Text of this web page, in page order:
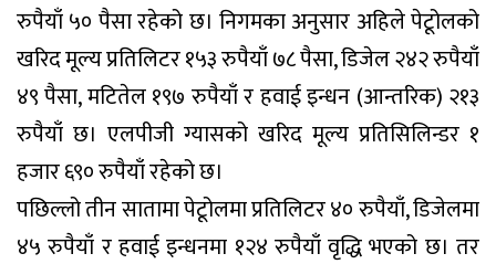
रुपैयाँ ५० पैसा रहेको छ। निगमका अनुसार अहिले पेटूोलको
खरिद मूल्य प्रतिलिटर १५३ रुपैयाँ ७८ पैसा, डिजेल २४२ रुपैयाँ
४९ पैसा, मटितेल १९७ रुपैयाँ र हवाई इन्धन (आन्तरिक) २१३
रुपैयाँ छ। एलपीजी ग्यासको खरिद मूल्य प्रतिसिलिन्डर १
हजार ६९० रुपैयाँ रहेको छ।
पछिल्लो तीन सातामा पेटूोलमा प्रतिलिटर ४० रुपैयाँ, डिजेलमा
४५ रुपैयाँ र हवाई इन्धनमा १२४ रुपैयाँ वृद्धि भएको छ। तर